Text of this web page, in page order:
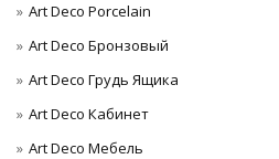
Art Deco Porcelain
Art Deco Бронзовый
Art Deco Грудь Ящика
Art Deco Кабинет
Art Deco Мебель